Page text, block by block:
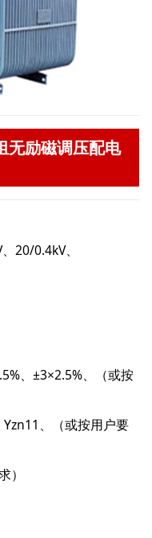
无励磁调压配电
20/0.4kV、
、±3×2.5%、（或按
、（或按用户要
）